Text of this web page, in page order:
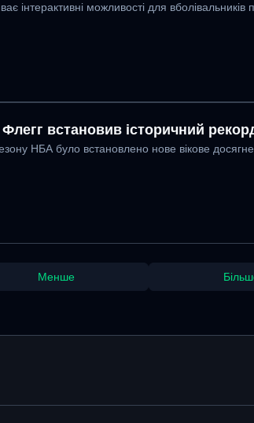
інтерактивні можливості для
Флегг встановив історичний
НБА було встановлено нове вікове
Менше